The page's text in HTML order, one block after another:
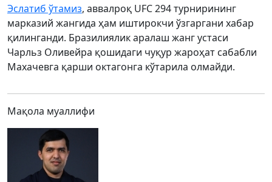
Эслатиб ўтамиз, аввалроқ UFC 294 турнирининг
марказий жангида ҳам иштирокчи ўзгаргани хабар
қилинганди. Бразилиялик аралаш жанг устаси
Чарльз Оливейра қошидаги чуқур жароҳат сабабли
Махачевга қарши октагонга кўтарила олмайди.
Мақола муаллифи